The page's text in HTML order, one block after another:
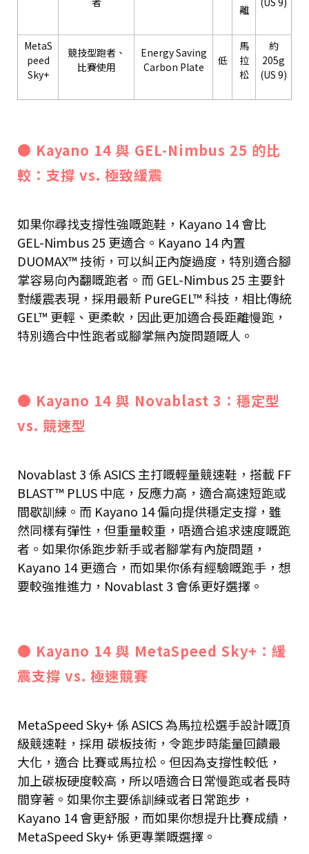
離
MetaS
peed
Sky+
競技型跑者、
比賽使用
Energy Saving
Carbon Plate
低
馬
拉
松
約
205g
(US 9)
● Kayano 14 與 GEL-Nimbus 25 的比
較：支撐 vs. 極致緩震
如果你尋找支撐性強嘅跑鞋，Kayano 14 會比
GEL-Nimbus 25 更適合。Kayano 14 內置
DUOMAX™ 技術，可以糾正內旋過度，特別適合腳
掌容易向內翻嘅跑者。而 GEL-Nimbus 25 主要針
對緩震表現，採用最新 PureGEL™ 科技，相比傳統
GEL™ 更輕、更柔軟，因此更加適合長距離慢跑，
特別適合中性跑者或腳掌無內旋問題嘅人。
● Kayano 14 與 Novablast 3：穩定型
vs. 競速型
Novablast 3 係 ASICS 主打嘅輕量競速鞋，搭載 FF
BLAST™ PLUS 中底，反應力高，適合高速短跑或
間歇訓練。而 Kayano 14 偏向提供穩定支撐，雖
然同樣有彈性，但重量較重，唔適合追求速度嘅跑
者。如果你係跑步新手或者腳掌有內旋問題，
Kayano 14 更適合，而如果你係有經驗嘅跑手，想
要較強推進力，Novablast 3 會係更好選擇。
● Kayano 14 與 MetaSpeed Sky+：緩
震支撐 vs. 極速競賽
MetaSpeed Sky+ 係 ASICS 為馬拉松選手設計嘅頂
級競速鞋，採用 碳板技術，令跑步時能量回饋最
大化，適合 比賽或馬拉松。但因為支撐性較低，
加上碳板硬度較高，所以唔適合日常慢跑或者長時
間穿著。如果你主要係訓練或者日常跑步，
Kayano 14 會更舒服，而如果你想提升比賽成績，
MetaSpeed Sky+ 係更專業嘅選擇。